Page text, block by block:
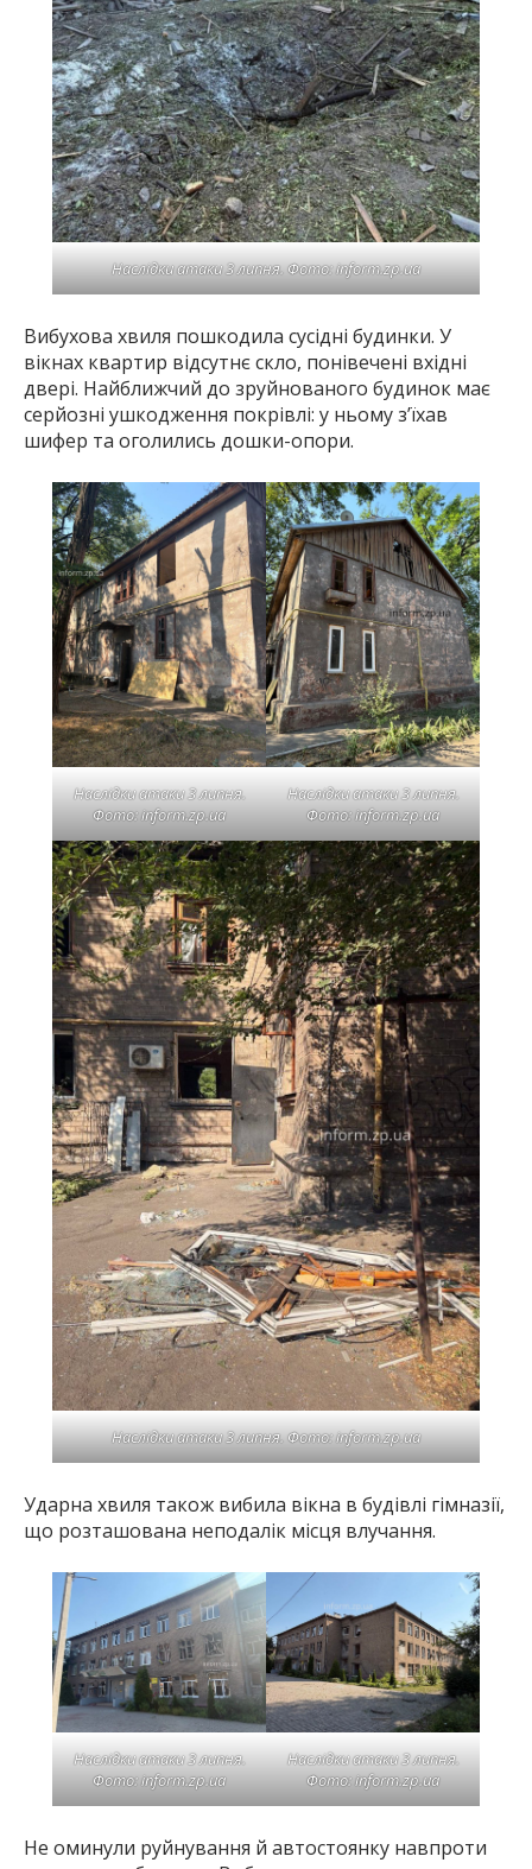
Наслідки атаки 3 липня. Фото: inform.zp.ua
Вибухова хвиля пошкодила сусідні будинки. У
вікнах квартир відсутнє скло, понівечені вхідні
двері. Найближчий до зруйнованого будинок має
серйозні ушкодження покрівлі: у ньому з’їхав
шифер та оголились дошки-опори.
Наслідки атаки 3 липня.
Фото: inform.zp.ua
Наслідки атаки 3 липня.
Фото: inform.zp.ua
Наслідки атаки 3 липня. Фото: inform.zp.ua
Ударна хвиля також вибила вікна в будівлі гімназії,
що розташована неподалік місця влучання.
Наслідки атаки 3 липня.
Фото: inform.zp.ua
Наслідки атаки 3 липня.
Фото: inform.zp.ua
Не оминули руйнування й автостоянку навпроти